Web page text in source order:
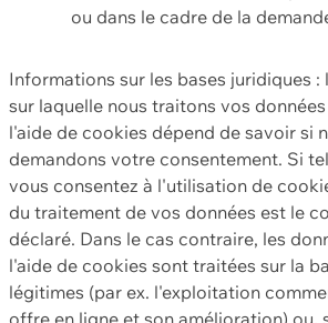
ou dans le cadre de la
Informations sur les bases juridiques :
sur laquelle nous traitons vos
l'aide de cookies dépend de savoir si
demandons votre consentement. Si
vous consentez à l'utilisation de
du traitement de vos données est le
déclaré. Dans le cas contraire, les
l'aide de cookies sont traitées sur la
légitimes (par ex. l'exploitation